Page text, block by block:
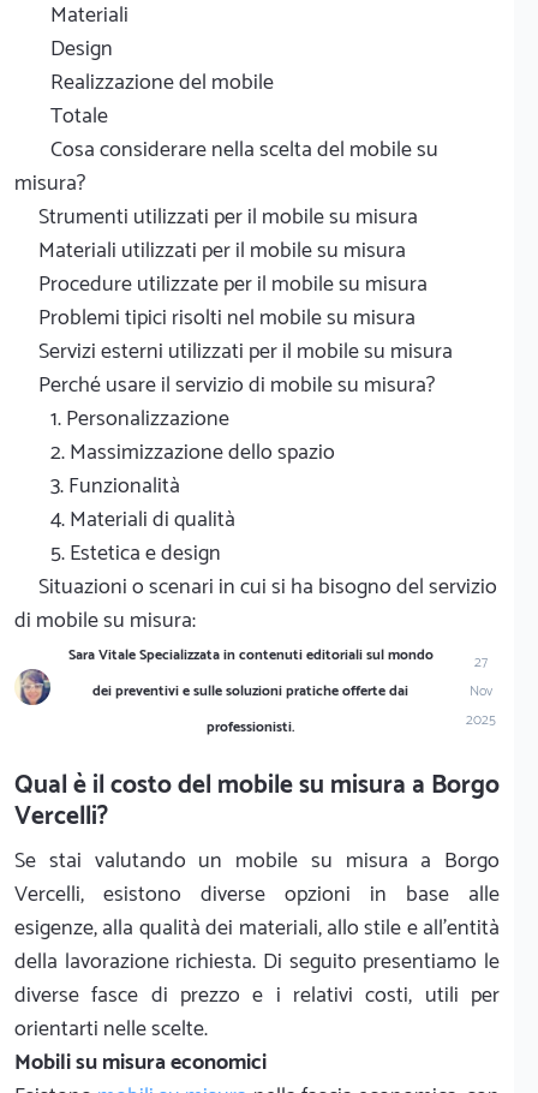
Materiali
Design
Realizzazione del mobile
Totale
Cosa considerare nella scelta del mobile su
misura?
Strumenti utilizzati per il mobile su misura
Materiali utilizzati per il mobile su misura
Procedure utilizzate per il mobile su misura
Problemi tipici risolti nel mobile su misura
Servizi esterni utilizzati per il mobile su misura
Perché usare il servizio di mobile su misura?
1. Personalizzazione
2. Massimizzazione dello spazio
3. Funzionalità
4. Materiali di qualità
5. Estetica e design
Situazioni o scenari in cui si ha bisogno del servizio
di mobile su misura:
Sara Vitale Specializzata in contenuti editoriali sul mondo
dei preventivi e sulle soluzioni pratiche offerte dai
professionisti.
27
Nov
2025
Qual è il costo del mobile su misura a Borgo
Vercelli?
Se stai valutando un mobile su misura a Borgo
Vercelli, esistono diverse opzioni in base alle
esigenze, alla qualità dei materiali, allo stile e all'entità
della lavorazione richiesta. Di seguito presentiamo le
diverse fasce di prezzo e i relativi costi, utili per
orientarti nelle scelte.
Mobili su misura economici